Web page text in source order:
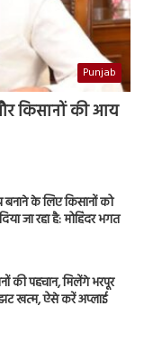
Punjab
किसानों की आय
बनाने के लिए किसानों को
जा रहा है: मोहिंदर भगत
की पहचान, मिलेंगे भरपूर
खत्म, ऐसे करें अप्लाई